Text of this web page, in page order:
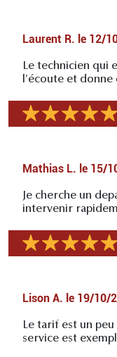
Laurent R. le 12/
Le technicien qui
l'écoute et donne
Mathias L. le 15/
Je cherche un
intervenir
Lison A. le 19/10/
Le tarif est un
service est